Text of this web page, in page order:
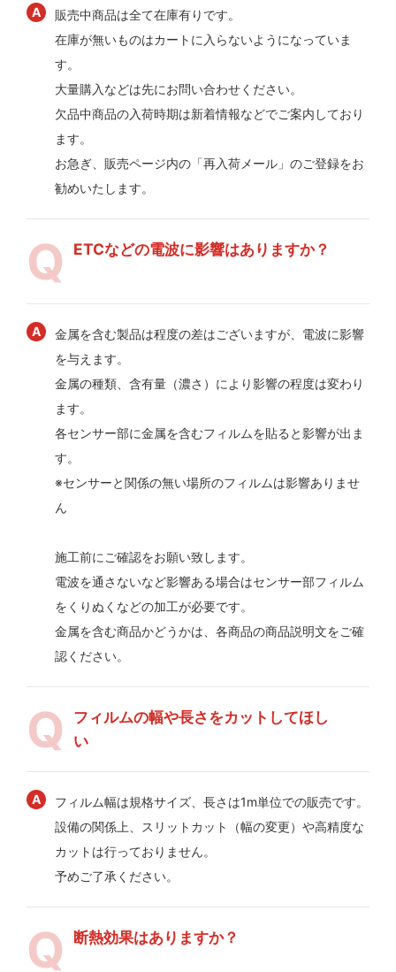
販売中商品は全て在庫有りです。
在庫が無いものはカートに入らないようになっていま
す。
大量購入などは先にお問い合わせください。
欠品中商品の入荷時期は新着情報などでご案内しており
ます。
お急ぎ、販売ページ内の「再入荷メール」のご登録をお
勧めいたします。
ETCなどの電波に影響はありますか？
金属を含む製品は程度の差はございますが、電波に影響
を与えます。
金属の種類、含有量（濃さ）により影響の程度は変わり
ます。
各センサー部に金属を含むフィルムを貼ると影響が出ま
す。
※センサーと関係の無い場所のフィルムは影響ありませ
ん
施工前にご確認をお願い致します。
電波を通さないなど影響ある場合はセンサー部フィルム
をくりぬくなどの加工が必要です。
金属を含む商品かどうかは、各商品の商品説明文をご確
認ください。
フィルムの幅や長さをカットしてほし
い
フィルム幅は規格サイズ、長さは1m単位での販売です。
設備の関係上、スリットカット（幅の変更）や高精度な
カットは行っておりません。
予めご了承ください。
断熱効果はありますか？